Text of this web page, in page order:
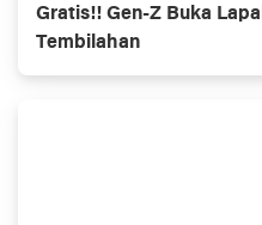
Gratis!! Gen-Z Buka
Tembilahan